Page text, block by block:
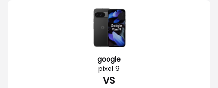
google
pixel 9
VS